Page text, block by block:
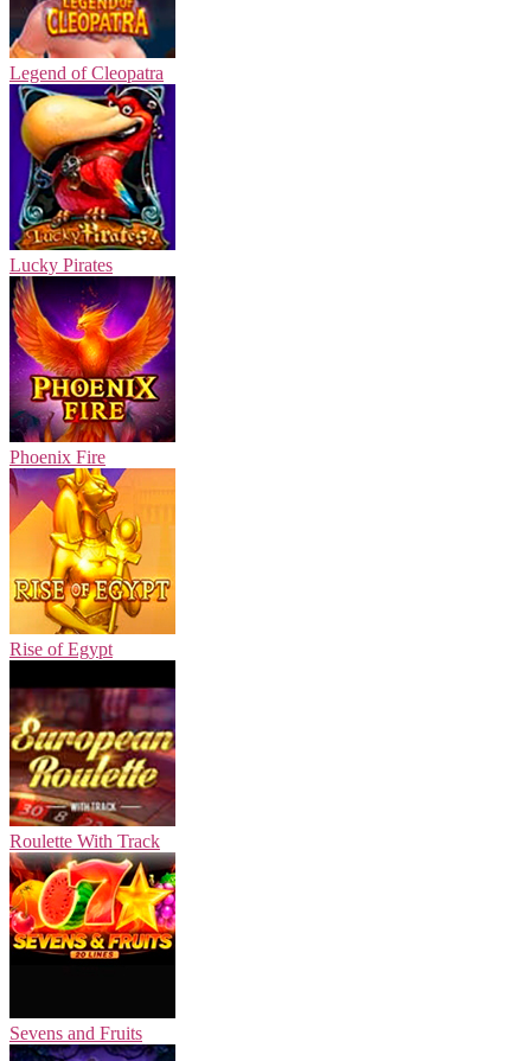
Legend of Cleopatra
Lucky Pirates
Phoenix Fire
Rise of Egypt
Roulette With Track
Sevens and Fruits